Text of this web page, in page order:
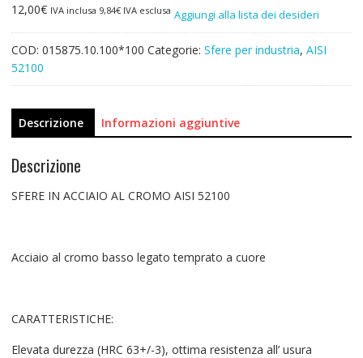
12,00€ IVA inclusa 9,84€IVA esclusa Aggiungi alla lista dei desideri
COD: 015875.10.100*100 Categorie: Sfere per industria, AISI
52100
Descrizione Informazioni aggiuntive
Descrizione
SFERE IN ACCIAIO AL CROMO AISI 52100
Acciaio al cromo basso legato temprato a cuore
CARATTERISTICHE:
Elevata durezza (HRC 63+/-3), ottima resistenza all’ usura